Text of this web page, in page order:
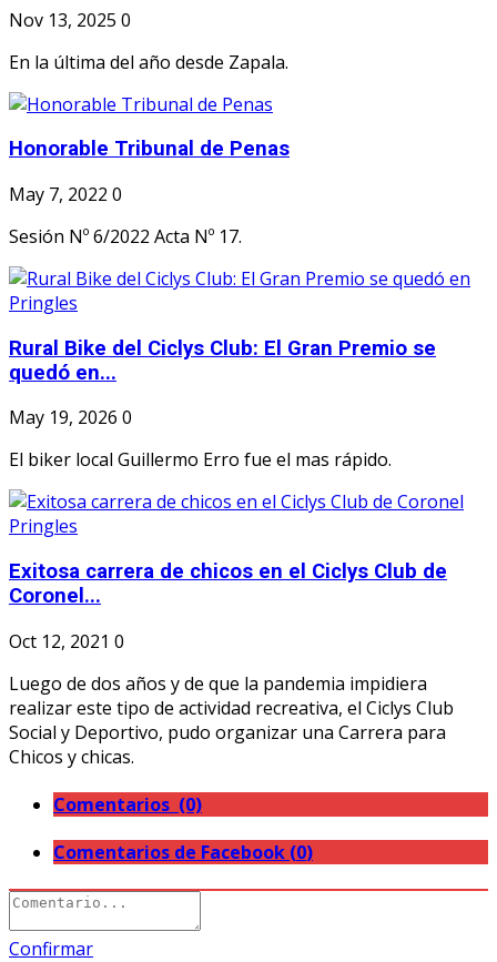
Nov 13, 2025 0
En la última del año desde Zapala.
Honorable Tribunal de Penas
May 7, 2022 0
Sesión Nº 6/2022 Acta Nº 17.
Rural Bike del Ciclys Club: El Gran Premio se
quedó en...
May 19, 2026 0
El biker local Guillermo Erro fue el mas rápido.
Exitosa carrera de chicos en el Ciclys Club de
Coronel...
Oct 12, 2021 0
Luego de dos años y de que la pandemia impidiera
realizar este tipo de actividad recreativa, el Ciclys Club
Social y Deportivo, pudo organizar una Carrera para
Chicos y chicas.
Comentarios (0)
Comentarios de Facebook (0)
Confirmar